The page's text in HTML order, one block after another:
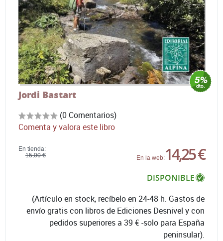
Jordi Bastart
(0 Comentarios)
Comenta y valora este libro
En tienda:
15,00 €
En la web:14,25 €
DISPONIBLE
(Artículo en stock, recíbelo en 24-48 h. Gastos de
envío gratis con libros de Ediciones Desnivel y con
pedidos superiores a 39 € -solo para España
peninsular).